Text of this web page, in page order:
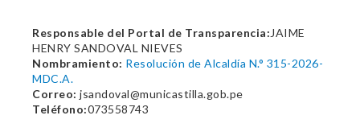
Responsable del Portal de Transparencia: JAIME
HENRY SANDOVAL NIEVES
Nombramiento: Resolución de Alcaldía N.° 315-2026-
MDC.A.
Correo: jsandoval@municastilla.gob.pe
Teléfono:073558743